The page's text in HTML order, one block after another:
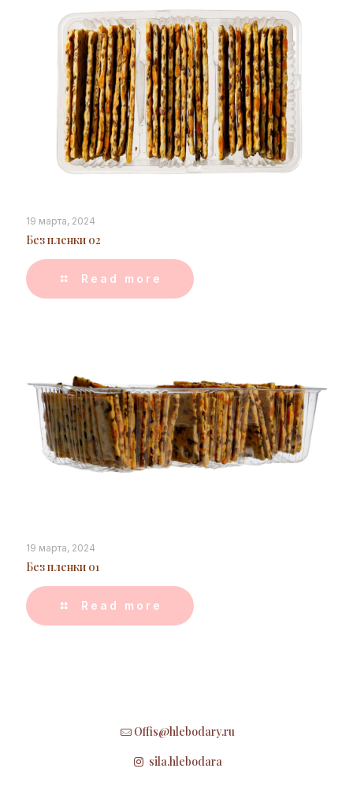
19 марта, 2024
Без пленки 02
Read more
19 марта, 2024
Без пленки 01
Read more
Offis@hlebodary.ru
sila.hlebodara